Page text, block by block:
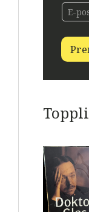
p
o
s
t
-
s
t
-
p
o
s
t
E
-
o
s
t